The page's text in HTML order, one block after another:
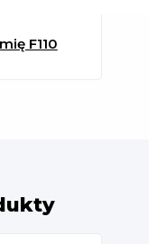
F110